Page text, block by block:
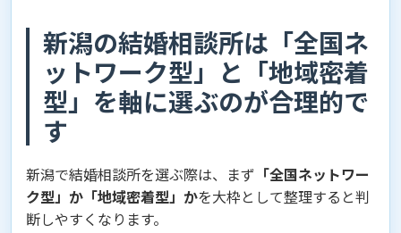
新潟の結婚相談所は「全国ネ
ットワーク型」と「地域密着
型」を軸に選ぶのが合理的で
す
新潟で結婚相談所を選ぶ際は、まず 「全国ネットワー
ク型」か「地域密着型」かを大枠として整理すると判
断しやすくなります。